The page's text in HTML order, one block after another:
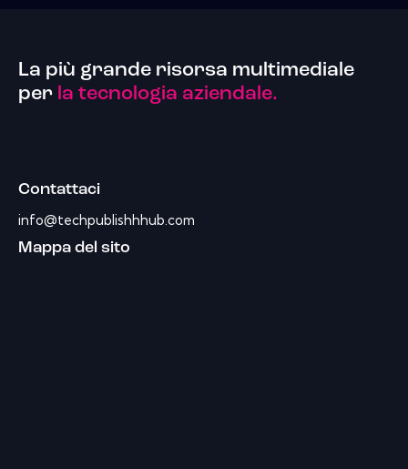
La più grande risorsa multimediale
per la tecnologia aziendale.
Contattaci
info@techpublishhhub.com
Mappa del sito